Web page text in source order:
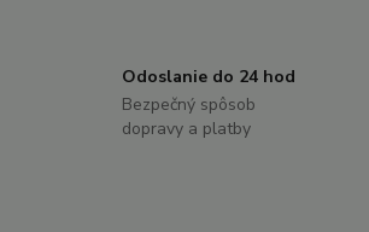
Odoslanie do 24 hod
Bezpečný spôsob
dopravy a platby